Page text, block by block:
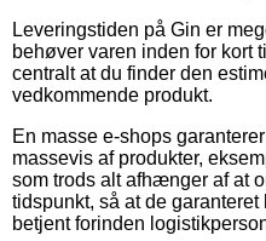
Leveringstiden på Gin er
behøver varen inden for kort
centralt at du finder den
vedkommende produkt.
En masse e-shops
massevis af produkter,
som trods alt afhænger af at
tidspunkt, så at de
betjent forinden